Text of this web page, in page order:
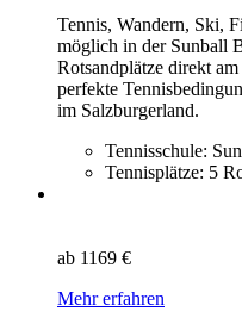
Tennis, Wandern, Ski,
möglich in der Sunball
Rotsandplätze direkt
perfekte
im Salzburgerland.
Tennisschule:
Tennisplätze: 5
ab 1169 €
Mehr erfahren